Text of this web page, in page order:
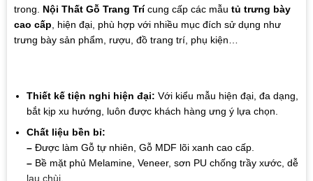
trong. Nội Thất Gỗ Trang Trícung cấp các mẫu tủ trưng bày
cao cấp , hiện đại, phù hợp với nhiều mục đích sử dụng như
trưng bày sản phẩm, rượu, đồ trang trí, phụ kiện…
Thiết kế tiện nghi hiện đại: Với kiểu mẫu hiện đại, đa dạng,
bắt kịp xu hướng, luôn được khách hàng ưng ý lựa chọn.
Chất liệu bền bỉ:
–Được làm Gỗ tự nhiên, Gỗ MDF lõi xanh cao cấp.
–Bề mặt phủ Melamine, Veneer, sơn PU chống trầy xước, dễ
lau chùi.